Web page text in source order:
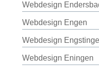
Webdesign
Webdesign Engen
Webdesign
Webdesign Eningen